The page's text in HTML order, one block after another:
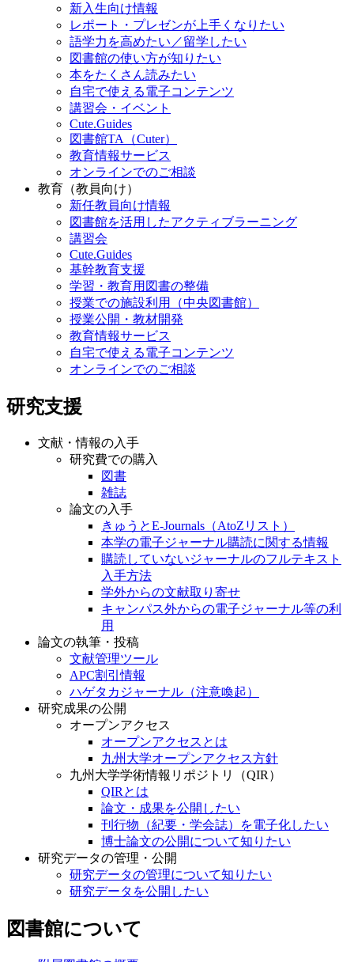
新入生向け情報
レポート・プレゼンが上手くなりたい
語学力を高めたい／留学したい
図書館の使い方が知りたい
本をたくさん読みたい
自宅で使える電子コンテンツ
講習会・イベント
Cute.Guides
図書館TA（Cuter）
教育情報サービス
オンラインでのご相談
教育（教員向け）
新任教員向け情報
図書館を活用したアクティブラーニング
講習会
Cute.Guides
基幹教育支援
学習・教育用図書の整備
授業での施設利用（中央図書館）
授業公開・教材開発
教育情報サービス
自宅で使える電子コンテンツ
オンラインでのご相談
研究支援
文献・情報の入手
研究費での購入
図書
雑誌
論文の入手
きゅうとE-Journals（AtoZリスト）
本学の電子ジャーナル購読に関する情報
購読していないジャーナルのフルテキスト
入手方法
学外からの文献取り寄せ
キャンパス外からの電子ジャーナル等の利
用
論文の執筆・投稿
文献管理ツール
APC割引情報
ハゲタカジャーナル（注意喚起）
研究成果の公開
オープンアクセス
オープンアクセスとは
九州大学オープンアクセス方針
九州大学学術情報リポジトリ（QIR）
QIRとは
論文・成果を公開したい
刊行物（紀要・学会誌）を電子化したい
博士論文の公開について知りたい
研究データの管理・公開
研究データの管理について知りたい
研究データを公開したい
図書館について